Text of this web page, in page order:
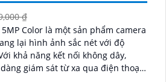
₫
5MP Color là một sản phẩm camera
lại hình ảnh sắc nét với độ
giám sát từ xa qua điện thoại